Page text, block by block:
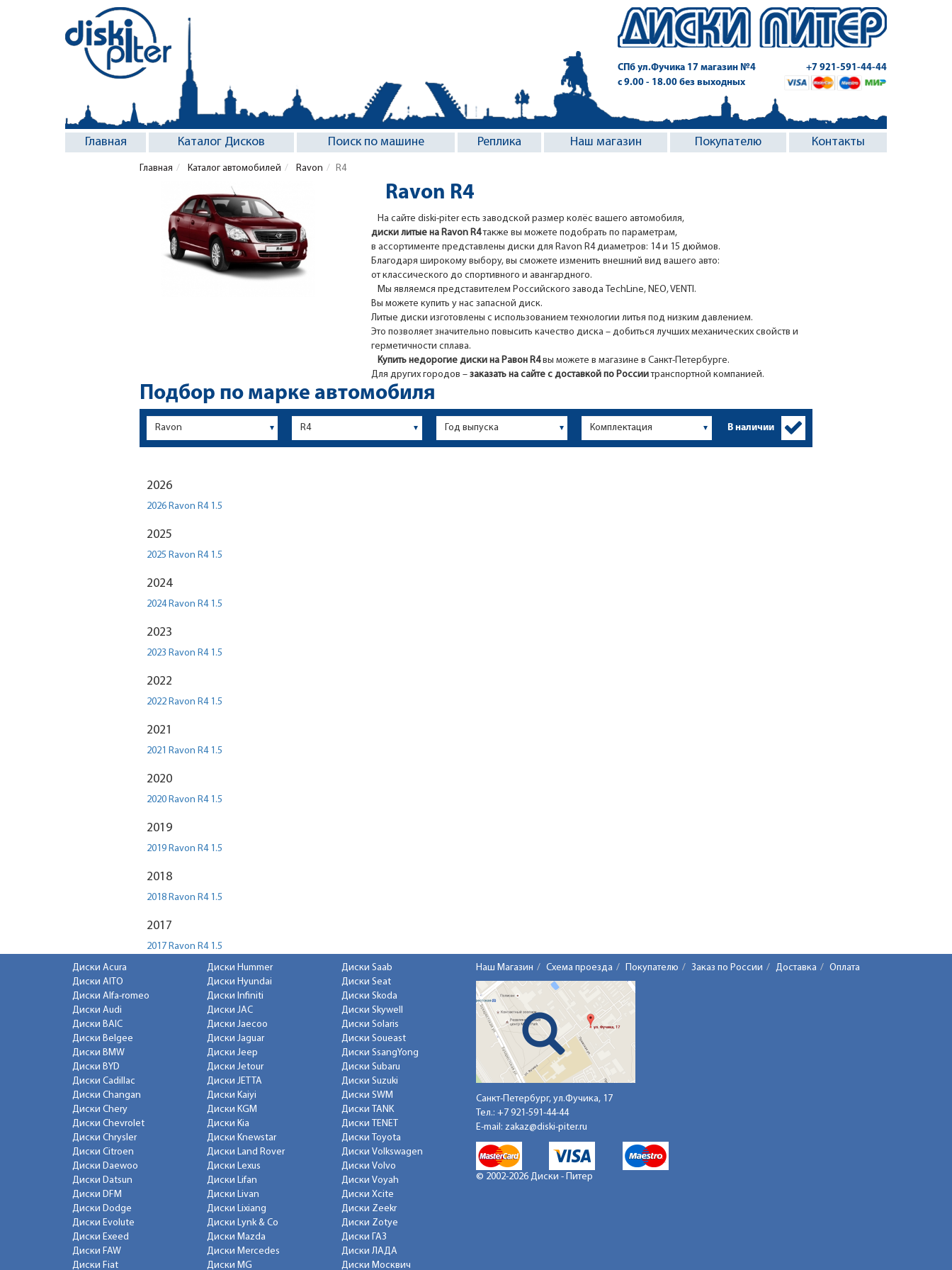
СПб ул.Фучика 17магазин №4
+7 921-591-44-44
с 9.00 - 18.00 без выходных
Главная Каталог Дисков Поиск по машине Реплика Наш магазин Покупателю Контакты
Главная Каталог автомобилей Ravon R4
Ravon R4
На сайте diski-piter есть заводской размер колёс вашего автомобиля,
диски литые на Ravon R4также вы можете подобрать по параметрам,
в ассортименте представлены диски для Ravon R4 диаметров: 14 и 15 дюймов.
Благодаря широкому выбору, вы сможете изменить внешний вид вашего авто:
от классического до спортивного и авангардного.
Мы являемся представителем Российского завода TechLine, NEO, VENTI.
Вы можете купить у нас запасной диск.
Литые диски изготовлены с использованием технологии литья под низким давлением.
Это позволяет значительно повысить качество диска – добиться лучших механических свойств и
герметичности сплава.
Купить недорогие диски на Равон R4вы можете в магазине в Санкт-Петербурге.
Для других городов – заказать на сайте с доставкой по Россиитранспортной компанией.
Подбор по марке автомобиля
В наличии
2026
2026 Ravon R4 1.5
2025
2025 Ravon R4 1.5
2024
2024 Ravon R4 1.5
2023
2023 Ravon R4 1.5
2022
2022 Ravon R4 1.5
2021
2021 Ravon R4 1.5
2020
2020 Ravon R4 1.5
2019
2019 Ravon R4 1.5
2018
2018 Ravon R4 1.5
2017
2017 Ravon R4 1.5
Диски Acura
Диски AITO
Диски Alfa-romeo
Диски Audi
Диски BAIC
Диски Belgee
Диски BMW
Диски BYD
Диски Cadillac
Диски Changan
Диски Chery
Диски Chevrolet
Диски Chrysler
Диски Citroen
Диски Daewoo
Диски Datsun
Диски DFM
Диски Dodge
Диски Evolute
Диски Exeed
Диски FAW
Диски Fiat
Диски Hummer
Диски Hyundai
Диски Infiniti
Диски JAC
Диски Jaecoo
Диски Jaguar
Диски Jeep
Диски Jetour
Диски JETTA
Диски Kaiyi
Диски KGM
Диски Kia
Диски Knewstar
Диски Land Rover
Диски Lexus
Диски Lifan
Диски Livan
Диски Lixiang
Диски Lynk & Co
Диски Mazda
Диски Mercedes
Диски MG
Диски Saab
Диски Seat
Диски Skoda
Диски Skywell
Диски Solaris
Диски Soueast
Диски SsangYong
Диски Subaru
Диски Suzuki
Диски SWM
Диски TANK
Диски TENET
Диски Toyota
Диски Volkswagen
Диски Volvo
Диски Voyah
Диски Xcite
Диски Zeekr
Диски Zotye
Диски ГАЗ
Диски ЛАДА
Диски Москвич
Наш Магазин Схема проезда Покупателю Заказ по России Доставка Оплата
Санкт-Петербург, ул.Фучика, 17
Тел.: +7 921-591-44-44
E-mail: zakaz@diski-piter.ru
© 2002-2026 Диски - Питер